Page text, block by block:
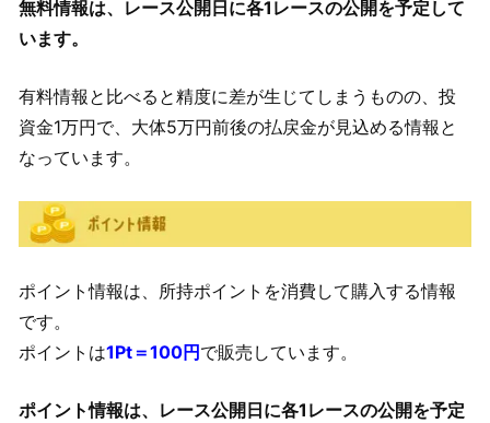
無料情報は、レース公開日に各1レースの公開を予定して
います。
有料情報と比べると精度に差が生じてしまうものの、投
資金1万円で、大体5万円前後の払戻金が見込める情報と
なっています。
ポイント情報は、所持ポイントを消費して購入する情報
です。
ポイントは1Pt＝100円で販売しています。
ポイント情報は、レース公開日に各1レースの公開を予定